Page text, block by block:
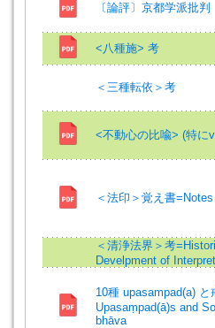
〔論評〕京都学派批判
<八種施> 考
＜三種転依＞考
<不動心の比喩> (特に
＜法印＞覚え書
＜清浄法界＞考
Develpment of
10種 upasampad(a)
Upasaṃpad(ā)s and
bhāva